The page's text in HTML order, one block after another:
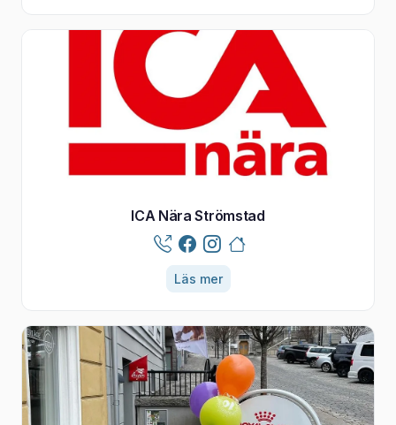
ICA Nära Strömstad
Läs mer